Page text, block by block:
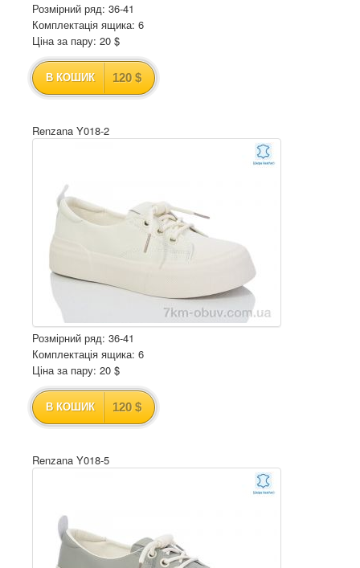
Розмірний ряд: 36-41
Комплектація ящика: 6
Ціна за пару: 20 $
В КОШИК 120 $
Renzana Y018-2
Розмірний ряд: 36-41
Комплектація ящика: 6
Ціна за пару: 20 $
В КОШИК 120 $
Renzana Y018-5